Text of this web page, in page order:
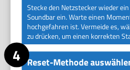
Stecke den Netzstecker wieder
Soundbar ein. Warte einen
hochgefahren ist. Vermeide es,
zu drücken, um einen korrekten
Reset-Methode